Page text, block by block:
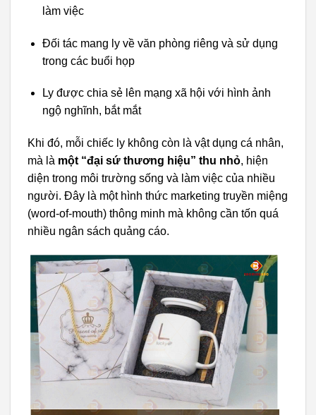
làm việc
Đối tác mang ly về văn phòng riêng và sử dụng
trong các buổi họp
Ly được chia sẻ lên mạng xã hội với hình ảnh
ngộ nghĩnh, bắt mắt
Khi đó, mỗi chiếc ly không còn là vật dụng cá nhân,
mà là một “đại sứ thương hiệu” thu nhỏ, hiện
diện trong môi trường sống và làm việc của nhiều
người. Đây là một hình thức marketing truyền miệng
(word-of-mouth) thông minh mà không cần tốn quá
nhiều ngân sách quảng cáo.